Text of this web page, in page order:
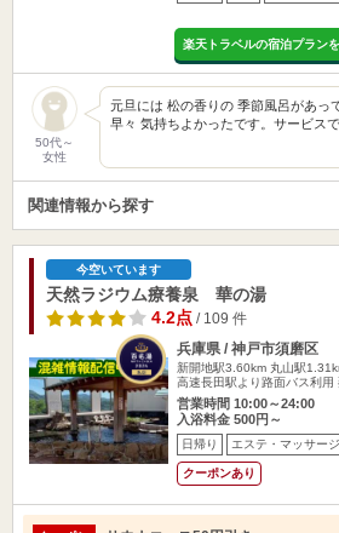
楽天トラベルの宿泊プラン
50代～
女性
元旦には 松の香りの 季節風呂があっ
早々 気持ちよかったです。サービス
関連情報から探す
今空いています
天然ラジウム療養泉 華の湯
4.2点/ 109 件
兵庫県 / 神戸市須磨区
新開地駅3.60km 丸山駅
高速長田駅より路面バス利用
営業時間 10:00～24:00
入浴料金 500円～
日帰り エステ・マッサージ
クーポンあり